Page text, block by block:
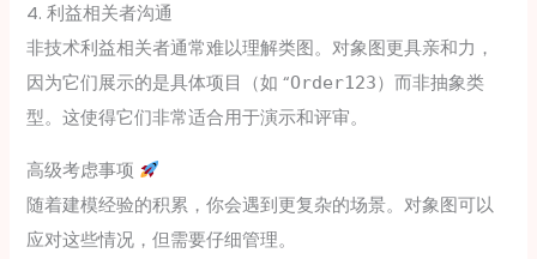
4. 利益相关者沟通
非技术利益相关者通常难以理解类图。对象图更具亲和力，
因为它们展示的是具体项目（如 “Order123）而非抽象类
型。这使得它们非常适合用于演示和评审。
高级考虑事项
随着建模经验的积累，你会遇到更复杂的场景。对象图可以
应对这些情况，但需要仔细管理。